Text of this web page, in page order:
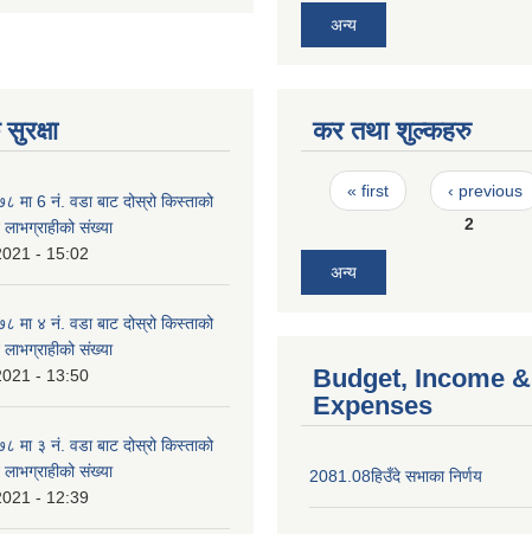
अन्य
6 न‌ं. वडा बाट दोस्रो किस्ताको
संख्या
- 15:02
४ न‌ं. वडा बाट दोस्रो किस्ताको
संख्या
- 13:50
३ न‌ं. वडा बाट दोस्रो किस्ताको
संख्या
- 12:39
कर तथा शुल्कहरु
Pages
« first ‹ previous
2
अन्य
Budget, Income &
Expenses
2081.08हिउँदे सभाका निर्णय